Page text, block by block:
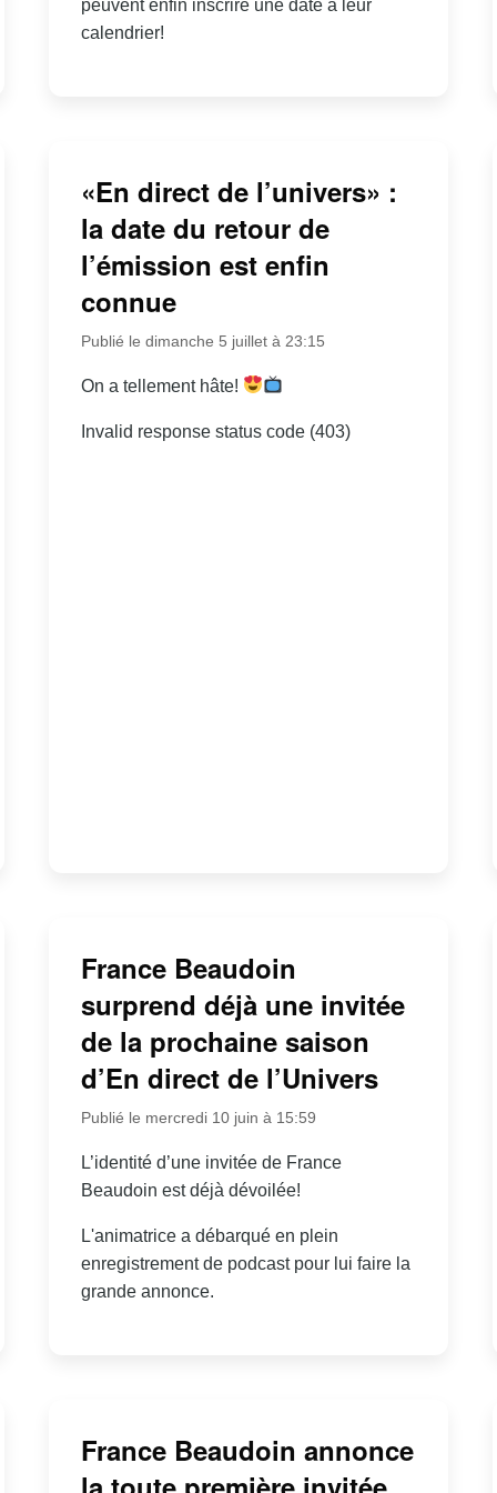
peuvent enfin inscrire une date à leur
calendrier!
«En direct de l’univers» :
la date du retour de
l’émission est enfin
connue
Publié le dimanche 5 juillet à 23:15
On a tellement hâte!
Invalid response status code (403)
France Beaudoin
surprend déjà une invitée
de la prochaine saison
d’En direct de l’Univers
Publié le mercredi 10 juin à 15:59
L’identité d’une invitée de France
Beaudoin est déjà dévoilée!
L'animatrice a débarqué en plein
enregistrement de podcast pour lui faire la
grande annonce.
France Beaudoin annonce